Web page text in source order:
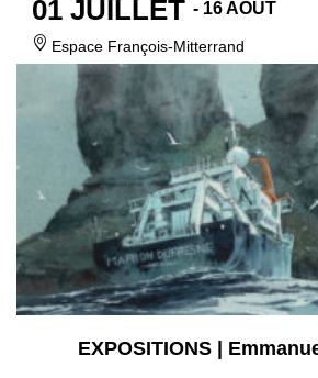
01 JUILLET - 16 AOÛT
Espace François-Mitterrand
EXPOSITIONS |